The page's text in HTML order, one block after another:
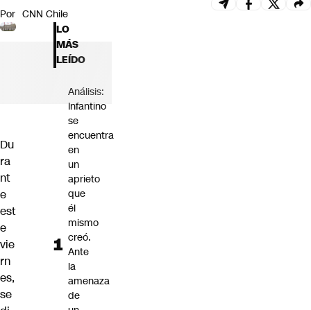
Por CNN Chile
Du
ra
nt
e
est
e
vie
rn
es,
se
LO
MÁS
LEÍDO
Análisis:
Infantino
se
encuentra
en
un
aprieto
que
él
mismo
creó.
Ante
la
amenaza
de